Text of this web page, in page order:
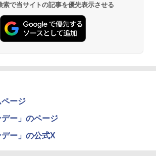
で当サイトの記事を優先表示させる
ージ
ー」のページ
ー」の公式X